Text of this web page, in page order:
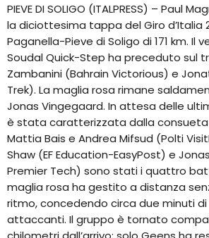
PIEVE DI SOLIGO (ITALPRESS) – Paul
la diciottesima tappa del Giro d’Italia
Paganella-Pieve di Soligo di 171 km. Il
Soudal Quick-Step ha preceduto sul
Zambanini (Bahrain Victorious) e
Trek). La maglia rosa rimane
Jonas Vingegaard. In attesa delle
è stata caratterizzata dalla
Mattia Bais e Andrea Mifsud (Polti
Shaw (EF Education-EasyPost) e
Premier Tech) sono stati i quattro
maglia rosa ha gestito a distanza
ritmo, concedendo circa due minuti
attaccanti. Il gruppo è tornato